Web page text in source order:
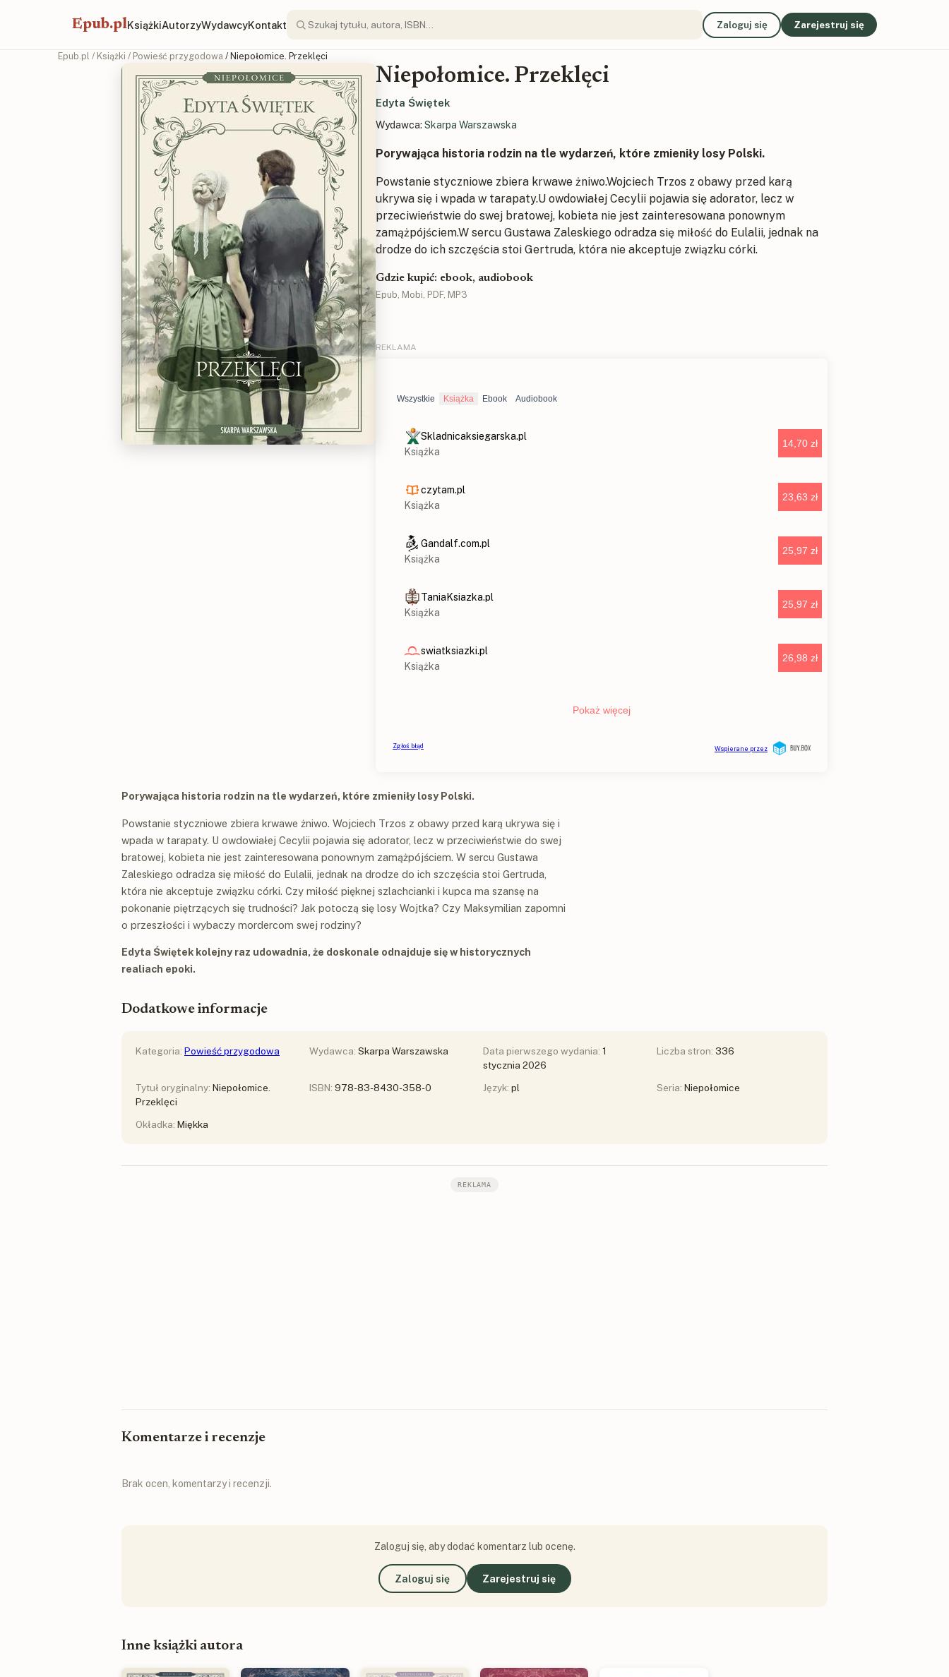
Epub.plKsiążkiAutorzyWydawcyKontakt Zaloguj się Zarejestruj się
Epub.pl / Książki / Powieść przygodowa / Niepołomice. Przeklęci
Niepołomice. Przeklęci
Edyta Świętek
Wydawca: Skarpa Warszawska
Porywająca historia rodzin na tle wydarzeń, które zmieniły losy Polski.
Powstanie styczniowe zbiera krwawe żniwo.Wojciech Trzos z obawy przed karą
ukrywa się i wpada w tarapaty.U owdowiałej Cecylii pojawia się adorator, lecz w
przeciwieństwie do swej bratowej, kobieta nie jest zainteresowana ponownym
zamążpójściem.W sercu Gustawa Zaleskiego odradza się miłość do Eulalii, jednak na
drodze do ich szczęścia stoi Gertruda, która nie akceptuje związku córki.
Gdzie kupić: ebook, audiobook
Epub, Mobi, PDF, MP3
Porywająca historia rodzin na tle wydarzeń, które zmieniły losy Polski.
Powstanie styczniowe zbiera krwawe żniwo. Wojciech Trzos z obawy przed karą ukrywa się i
wpada w tarapaty. U owdowiałej Cecylii pojawia się adorator, lecz w przeciwieństwie do swej
bratowej, kobieta nie jest zainteresowana ponownym zamążpójściem. W sercu Gustawa
Zaleskiego odradza się miłość do Eulalii, jednak na drodze do ich szczęścia stoi Gertruda,
która nie akceptuje związku córki. Czy miłość pięknej szlachcianki i kupca ma szansę na
pokonanie piętrzących się trudności? Jak potoczą się losy Wojtka? Czy Maksymilian zapomni
o przeszłości i wybaczy mordercom swej rodziny?
Edyta Świętek kolejny raz udowadnia, że doskonale odnajduje się w historycznych
realiach epoki.
Dodatkowe informacje
Kategoria: Powieść przygodowa Wydawca: Skarpa Warszawska Data pierwszego wydania: 1
stycznia 2026
Liczba stron: 336
Tytuł oryginalny: Niepołomice.
Przeklęci
ISBN: 978-83-8430-358-0 Język: pl Seria: Niepołomice
Okładka: Miękka
REKLAMA
Komentarze i recenzje
Brak ocen, komentarzy i recenzji.
Zaloguj się, aby dodać komentarz lub ocenę.
Zaloguj się Zarejestruj się
Inne książki autora